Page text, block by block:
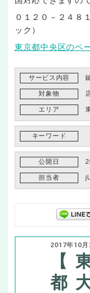
０１２０－２４８
ック）
東京都中央区のペ
サービス内容
対象物
エリア
キーワード
公開日
担当者
2017年10月
【
都